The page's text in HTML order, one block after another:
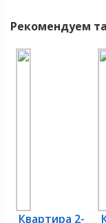
Рекомендуем
Квартира 2-